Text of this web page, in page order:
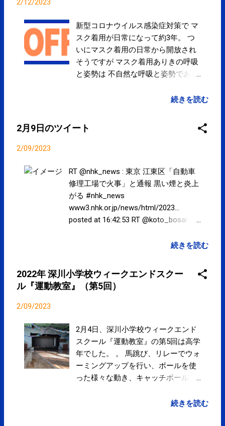
できます。 ➚ Googleマップにて院内
を360°見ることができます。 ➚
2/12/2023
新型コロナウイルス感染症対策で マ
スク着用が日常になって約3年。 つ
いにマスク着用の日常から開放され
そうですが マスク着用ありきの呼吸
と姿勢は 不自然な呼吸と姿勢である
ています。 呼吸と姿勢は環境に応じ
イライラしている時、楽しい時、ど
こかが痛い時、、 呼吸と姿勢は変わ
なります。 マスクをしている時が長
くなってくると マスクをしていない
時もマスクをしている時の呼吸と姿
勢になってしまい マスクをして呼吸
が制限されている息苦しい時の呼吸
をしていても苦しくない』というこ
す。 慢性的な首や肩のコリ、腰の痛
み、体調の悪さ、眠りが浅い、イラ
イラしやすい、、 その気になる症状
改善・解消されない方は 呼吸と姿勢
から見直してみませんか。
続きを読む
2月9日のツイート
2/09/2023
RT @nhk_news : 東京 江東区「自動車
修理工場で火事」と通報 黒い煙と炎上
がる #nhk_news
www3.nhk.or.jp/news/html/2023…
posted at 16:42:53 RT @koto_bosai : 江
す。 近隣の方は避難の上、煙を吸い込
16:43:05 from Twitter(@spcstyle)
続きを読む
2022年 深川小学校ウィークエンドスクー
ル『運動教室』（第5回）
2/09/2023
2月4日、深川小学校ウィークエンド
スクール『運動教室』の第5回は高学
年でした。 。 馬跳び、リレーでウォ
ーミングアップを行い、ボールを使
った様々な動き、キャッチボール、
続きを読む